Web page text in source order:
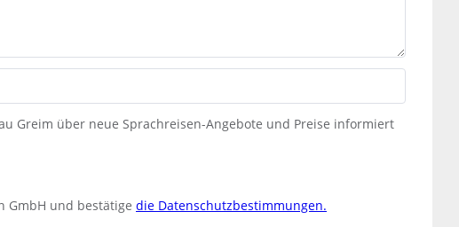
Greim über neue Sprachreisen-Angebote und Preise informiert
GmbH und bestätige die Datenschutzbestimmungen.